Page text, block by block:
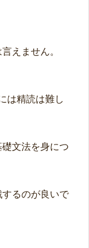
えません。
は精読は難し
文法を身につ
るのが良いで